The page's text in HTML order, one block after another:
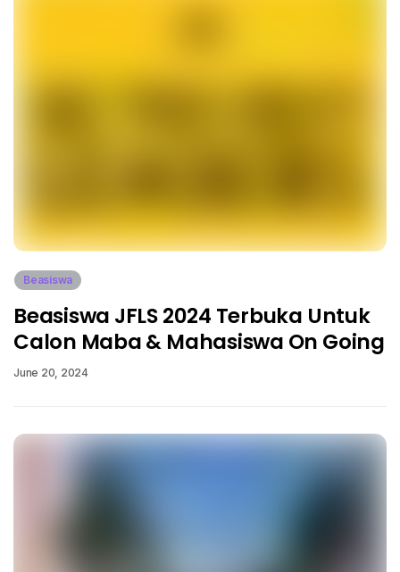
Beasiswa
Beasiswa JFLS 2024 Terbuka Untuk
Calon Maba & Mahasiswa On Going
June 20, 2024